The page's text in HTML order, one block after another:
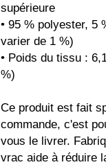
supérieure
• 95 % polyester, 5
varier de 1 %)
• Poids du tissu :
%)
Ce produit est fait
commande, c'est
vous le livrer.
vrac aide à réduire